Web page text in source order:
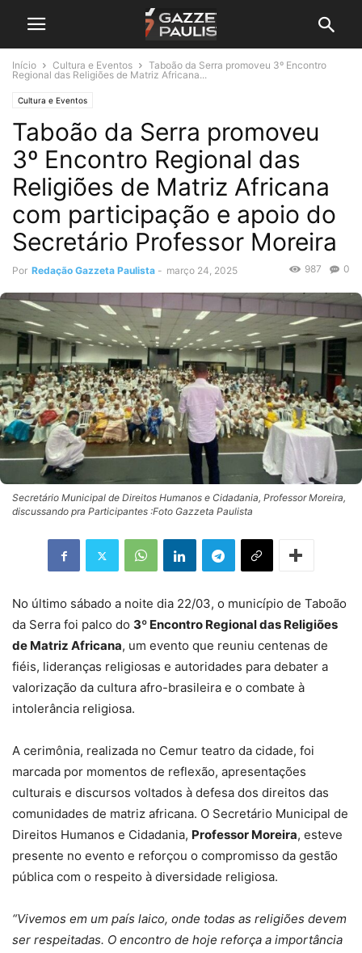
Início Cultura e Eventos
Taboão da Serra promoveu 3º Encontro
Regional das Religiões de Matriz Africana...
Cultura e Eventos
Taboão da Serra promoveu
3º Encontro Regional das
Religiões de Matriz Africana
com participação e apoio do
Secretário Professor Moreira
Por Redação Gazzeta Paulista - março 24, 2025 0
987
Secretário Municipal de Direitos Humanos e Cidadania, Professor Moreira,
discussando pra Participantes :Foto Gazzeta Paulista
No último sábado a noite dia 22/03, o município de Taboão
da Serra foi palco do 3º Encontro Regional das Religiões
de Matriz Africana, um evento que reuniu centenas de
fiéis, lideranças religiosas e autoridades para debater a
valorização da cultura afro-brasileira e o combate à
intolerância religiosa.
A cerimônia, realizada no Cemur teatro da cidade, foi
marcada por momentos de reflexão, apresentações
culturais e discursos voltados à defesa dos direitos das
comunidades de matriz africana. O Secretário Municipal de
Direitos Humanos e Cidadania, Professor Moreira, esteve
presente no evento e reforçou o compromisso da gestão
pública com o respeito à diversidade religiosa.
“Vivemos em um país laico, onde todas as religiões devem
ser respeitadas. O encontro de hoje reforça a importância